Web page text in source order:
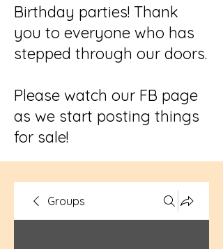
Birthday parties! Thank
you to everyone who has
stepped through our doors.
Please watch our FB page
as we start posting things
for sale!
Groups